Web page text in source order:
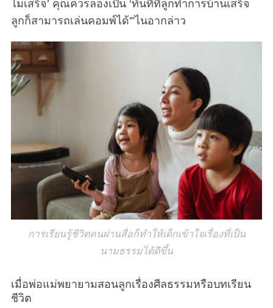
ไม่เสร็จ’ คุณควรลองเป็น ‘ทันทีที่ลูกทำการบ้านเสร็จ
ลูกก็สามารถเล่นคอมพ์ได้'”ไนอากล่าว
การเรียนรู้ชีวิตคนผ่านสื่อก็ทำให้เด็กเข้าใจเรื่องที่เป็น
นามธรรมได้ดีขึ้น
เมื่อพ่อแม่พยายามสอนลูกเรื่องศีลธรรมหรือบทเรียน
ชีวิต